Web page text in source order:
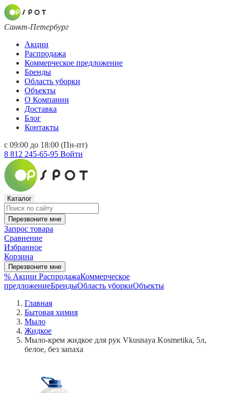
Санкт-Петербург
Акции
Распродажа
Коммерческое предложение
Бренды
Область уборки
Объекты
О Компании
Доставка
Блог
Контакты
с 09:00 до 18:00 (Пн-пт)
8 812 245-65-95 Войти
Каталог
Перезвоните мне
Запрос товара
Сравнение
Избранное
Корзина
Перезвоните мне
% Акции РаспродажаКоммерческое
предложениеБрендыОбласть уборкиОбъекты
Главная
Бытовая химия
Мыло
Жидкое
Мыло-крем жидкое для рук Vkusnaya Kosmetika, 5л,
белое, без запаха